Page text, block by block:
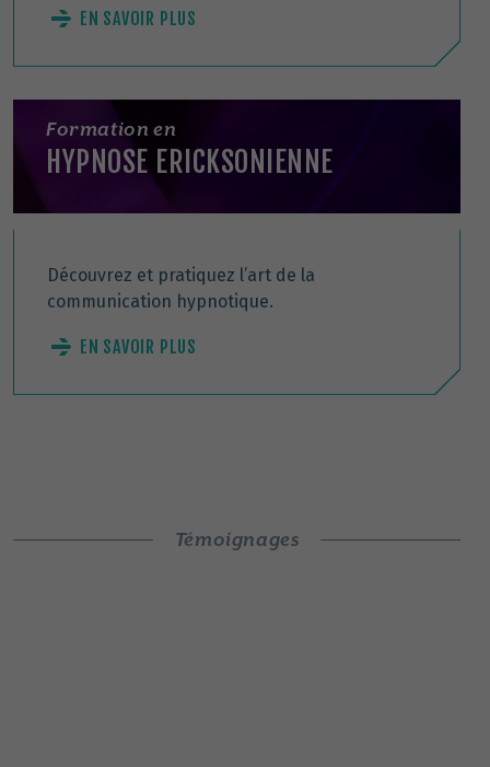
EN SAVOIR PLUS
Formation en
HYPNOSE ERICKSONIENNE
Découvrez et pratiquez l’art de la
communication hypnotique.
EN SAVOIR PLUS
Témoignages